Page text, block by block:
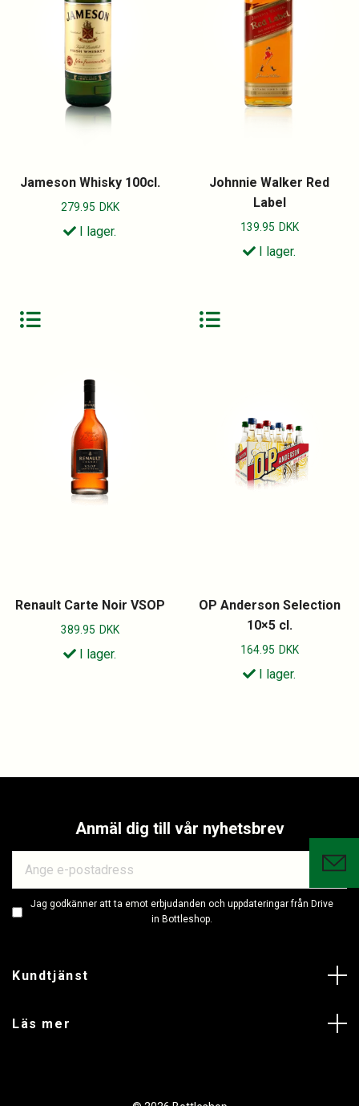
Jameson Whisky 100cl.
279.95 DKK
I lager.
Johnnie Walker Red
Label
139.95 DKK
I lager.
Renault Carte Noir VSOP
389.95 DKK
I lager.
OP Anderson Selection
10×5 cl.
164.95 DKK
I lager.
Anmäl dig till vår nyhetsbrev
Jag godkänner att ta emot erbjudanden och uppdateringar från Drive
in Bottleshop.
Kundtjänst
Läs mer